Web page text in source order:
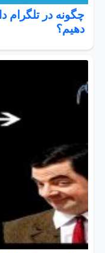
چگونه در
دهیم؟